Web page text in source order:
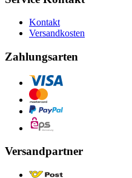
Kontakt
Versandkosten
Zahlungsarten
Versandpartner